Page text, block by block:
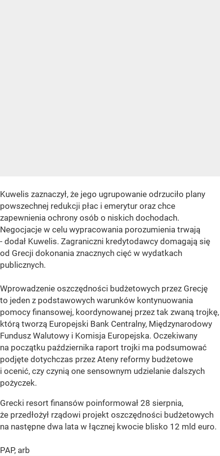
Kuwelis zaznaczył, że jego ugrupowanie odrzuciło plany
powszechnej redukcji płac i emerytur oraz chce
zapewnienia ochrony osób o niskich dochodach.
Negocjacje w celu wypracowania porozumienia trwają
- dodał Kuwelis. Zagraniczni kredytodawcy domagają się
od Grecji dokonania znacznych cięć w wydatkach
publicznych.
Wprowadzenie oszczędności budżetowych przez Grecję
to jeden z podstawowych warunków kontynuowania
pomocy finansowej, koordynowanej przez tak zwaną trojkę,
którą tworzą Europejski Bank Centralny, Międzynarodowy
Fundusz Walutowy i Komisja Europejska. Oczekiwany
na początku października raport trojki ma podsumować
podjęte dotychczas przez Ateny reformy budżetowe
i ocenić, czy czynią one sensownym udzielanie dalszych
pożyczek.
Grecki resort finansów poinformował 28 sierpnia,
że przedłożył rządowi projekt oszczędności budżetowych
na następne dwa lata w łącznej kwocie blisko 12 mld euro.
PAP, arb